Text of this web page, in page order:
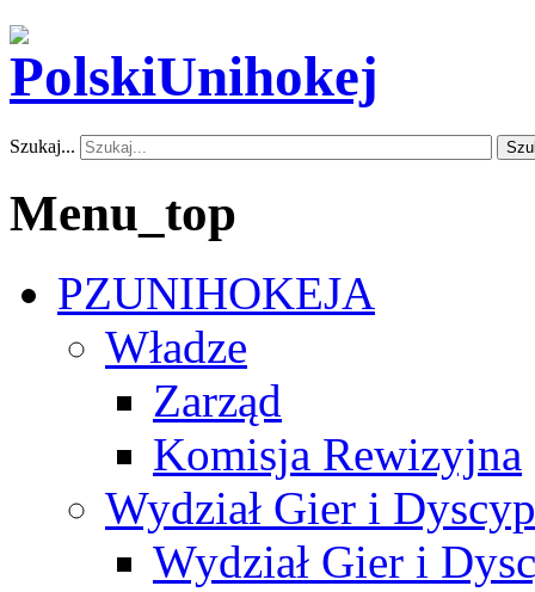
Szukaj...
Menu_top
PZUNIHOKEJA
Władze
Zarząd
Komisja Rewizyjna
Wydział Gier i
Wydział Gier i